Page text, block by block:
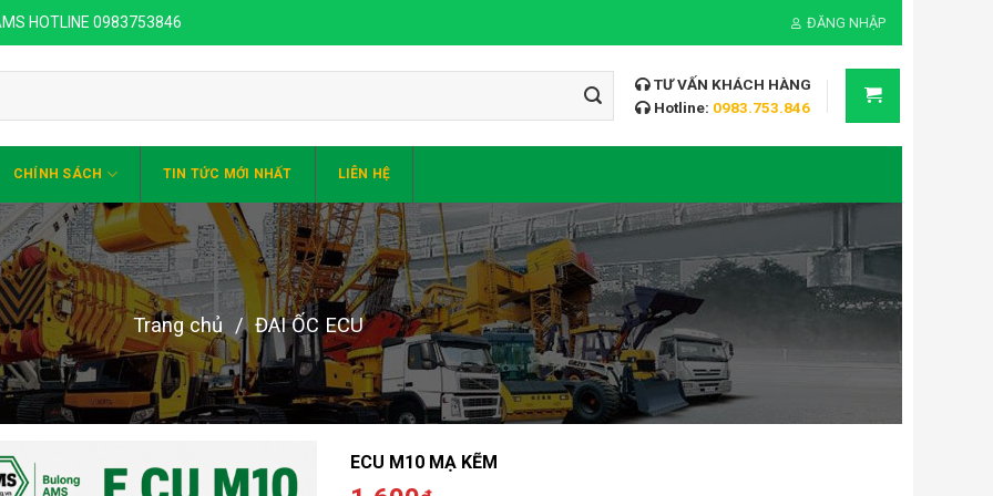
HOTLINE 0983753846 ĐĂNG NHẬP
TƯ VẤN KHÁCH HÀNG
Hotline: 0983.753.846
CHÍNH SÁCH TIN TỨC MỚI NHẤT LIÊN HỆ
Trang chủ / ĐAI ỐC ECU
ECU M10 MẠ KẼM